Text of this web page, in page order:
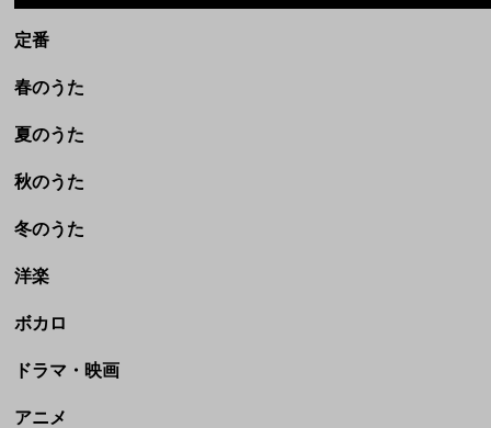
定番
春のうた
夏のうた
秋のうた
冬のうた
洋楽
ボカロ
ドラマ・映画
アニメ